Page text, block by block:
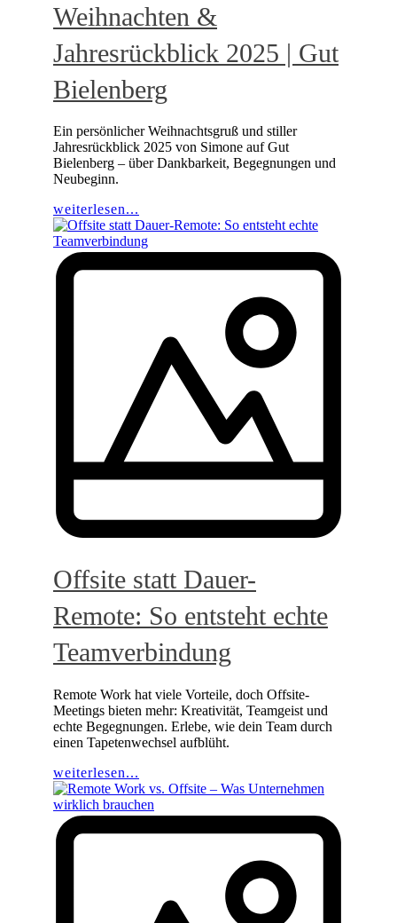
Weihnachten &
Jahresrückblick 2025 | Gut
Bielenberg
Ein persönlicher Weihnachtsgruß und stiller
Jahresrückblick 2025 von Simone auf Gut
Bielenberg – über Dankbarkeit, Begegnungen und
Neubeginn.
weiterlesen...
Offsite statt Dauer-
Remote: So entsteht echte
Teamverbindung
Remote Work hat viele Vorteile, doch Offsite-
Meetings bieten mehr: Kreativität, Teamgeist und
echte Begegnungen. Erlebe, wie dein Team durch
einen Tapetenwechsel aufblüht.
weiterlesen...